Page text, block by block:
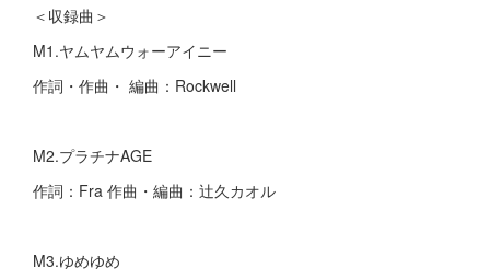
＜収録曲＞
M1.ヤムヤムウォーアイニー
作詞・作曲・ 編曲：Rockwell
M2.プラチナAGE
作詞：Fra 作曲・編曲：辻久カオル
M3.ゆめゆめ